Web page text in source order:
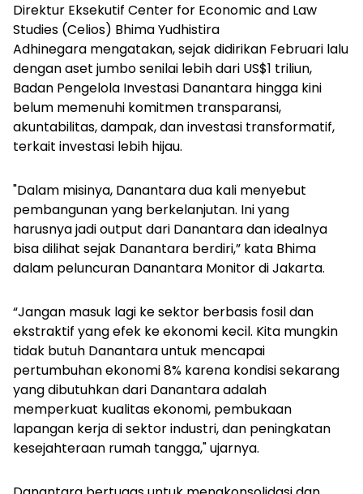
Direktur Eksekutif Center for Economic and Law
Studies (Celios) Bhima Yudhistira
Adhinegara mengatakan, sejak didirikan Februari lalu
dengan aset jumbo senilai lebih dari US$1 triliun,
Badan Pengelola Investasi Danantara hingga kini
belum memenuhi komitmen transparansi,
akuntabilitas, dampak, dan investasi transformatif,
terkait investasi lebih hijau.
"Dalam misinya, Danantara dua kali menyebut
pembangunan yang berkelanjutan. Ini yang
harusnya jadioutput dari Danantara dan idealnya
bisa dilihat sejak Danantara berdiri,” kata Bhima
dalam peluncuran Danantara Monitor di Jakarta.
“Jangan masuk lagi ke sektor berbasis fosil dan
ekstraktif yang efek ke ekonomi kecil. Kita mungkin
tidak butuh Danantara untuk mencapai
pertumbuhan ekonomi 8% karena kondisi sekarang
yang dibutuhkan dari Danantara adalah
memperkuat kualitas ekonomi, pembukaan
lapangan kerja di sektor industri, dan peningkatan
kesejahteraan rumah tangga," ujarnya.